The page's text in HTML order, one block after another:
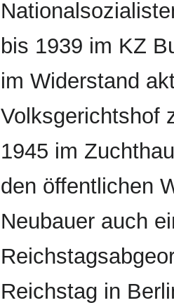
bis 1939 im KZ
im Widerstand
Volksgerichtshof
1945 im
den öffentlichen
Neubauer auch
Reichstag in